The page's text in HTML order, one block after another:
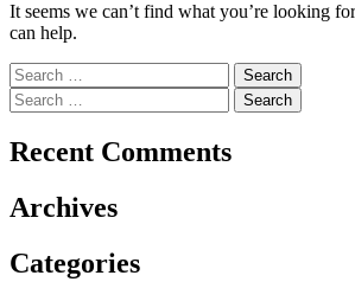
It seems we can’t find what you’re looking
can help.
Search
for:
Search
for:
Recent Comments
Archives
Categories